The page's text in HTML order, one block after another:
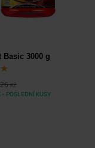
Basic 3000 g
Kč
- POSLEDNÍ KUSY